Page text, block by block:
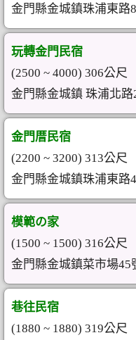
金門縣金城鎮珠浦東路
玩轉金門民宿
(2500 ~ 4000) 306公尺
金門縣金城鎮 珠浦北路
金門厝民宿
(2200 ~ 3200) 313公尺
金門縣金城鎮珠浦東路
模範の家
(1500 ~ 1500) 316公尺
金門縣金城鎮菜市場45
巷往民宿
(1880 ~ 1880) 319公尺